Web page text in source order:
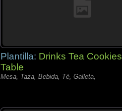
Plantilla: Drinks Tea Cookies
Table
Mesa, Taza, Bebida, Té, Galleta,